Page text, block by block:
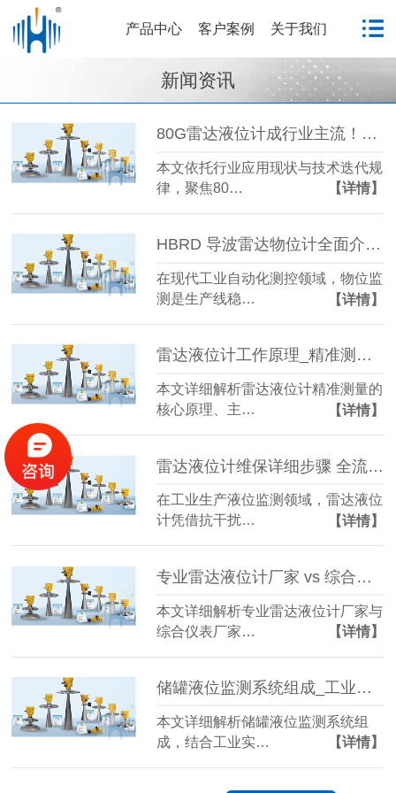
产品中心 客户案例 关于我们
新闻资讯
80G雷达液位计成行业主流！国产雷达液位计五大发展趋势解析
本文依托行业应用现状与技术迭代规
律，聚焦80…
【详情】
HBRD 导波雷达物位计全面介绍、应用场景及核心优势
在现代工业自动化测控领域，物位监
测是生产线稳…
【详情】
雷达液位计工作原理_精准测量储罐液位的方法-毫米级精度保障
本文详细解析雷达液位计精准测量的
核心原理、主…
【详情】
雷达液位计维保详细步骤 全流程实操指南（慧博新锐）
在工业生产液位监测领域，雷达液位
计凭借抗干扰…
【详情】
专业雷达液位计厂家 vs 综合仪表厂家 选型指南-官网
本文详细解析专业雷达液位计厂家与
综合仪表厂家…
【详情】
储罐液位监测系统组成_工业液位监测系统结构详解
本文详细解析储罐液位监测系统组
成，结合工业实…
【详情】